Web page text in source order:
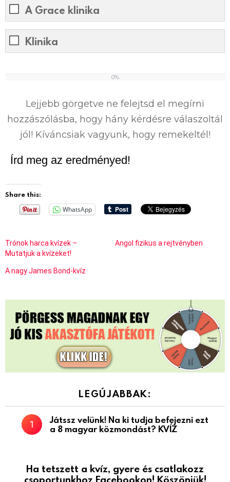
A Grace klinika
Klinika
0%
Lejjebb görgetve ne felejtsd el megírni
hozzászólásba, hogy hány kérdésre válaszoltál
jól! Kíváncsiak vagyunk, hogy remekeltél!
Írd meg az eredményed!
Share this:
WhatsApp
Trónok harca kvízek –
Mutatjuk a kvízeket!
Angol fizikus a rejtvényben
A nagy James Bond-kvíz
LEGÚJABBAK:
Játssz velünk! Na ki tudja befejezni ezt
a 8 magyar közmondást? KVÍZ
Ha tetszett a kvíz, gyere és csatlakozz
csoportunkhoz Facebookon! Köszönjük!